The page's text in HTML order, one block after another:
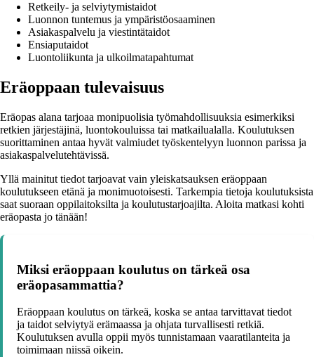
Retkeily- ja selviytymistaidot
Luonnon tuntemus ja ympäristöosaaminen
Asiakaspalvelu ja viestintätaidot
Ensiaputaidot
Luontoliikunta ja ulkoilmatapahtumat
Eräoppaan tulevaisuus
Eräopas alana tarjoaa monipuolisia työmahdollisuuksia esimerkiksi
retkien järjestäjinä, luontokouluissa tai matkailualalla. Koulutuksen
suorittaminen antaa hyvät valmiudet työskentelyyn luonnon parissa ja
asiakaspalvelutehtävissä.
Yllä mainitut tiedot tarjoavat vain yleiskatsauksen eräoppaan
koulutukseen etänä ja monimuotoisesti. Tarkempia tietoja koulutuksista
saat suoraan oppilaitoksilta ja koulutustarjoajilta. Aloita matkasi kohti
eräopasta jo tänään!
Miksi eräoppaan koulutus on tärkeä osa
eräopasammattia?
Eräoppaan koulutus on tärkeä, koska se antaa tarvittavat tiedot
ja taidot selviytyä erämaassa ja ohjata turvallisesti retkiä.
Koulutuksen avulla oppii myös tunnistamaan vaaratilanteita ja
toimimaan niissä oikein.